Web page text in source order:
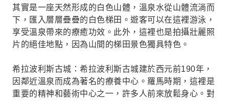
其實是一座天然形成的白色山體，溫泉水從山體流淌而
下，匯入層層疊疊的白色梯田。遊客可以在這裡游泳，
享受溫泉帶來的療癒功效。此外，這裡也是拍攝壯麗照
片的絕佳地點，因為山間的梯田景色獨具特色。
希拉波利斯古城：希拉波利斯古城建於西元前190年，
因鄰近溫泉而成為著名的療養中心。羅馬時期，這裡是
重要的精神和藝術中心之一，許多人前來放鬆身心。對